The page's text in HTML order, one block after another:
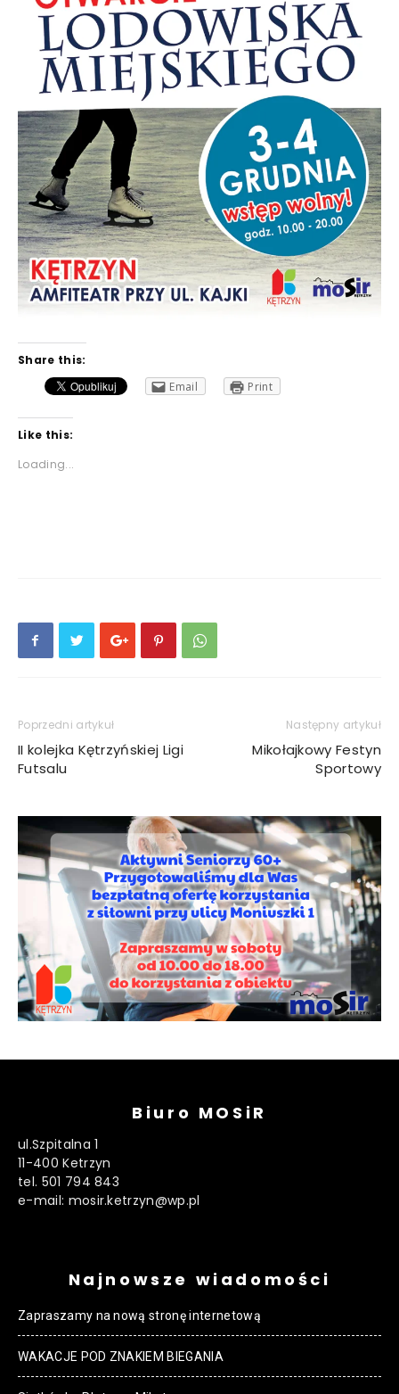
Share this:
Email
Print
Like this:
Loading...
Poprzedni artykuł
II kolejka Kętrzyńskiej Ligi
Futsalu
Następny artykuł
Mikołajkowy Festyn
Sportowy
Biuro MOSiR
ul.Szpitalna 1
11-400 Ketrzyn
tel. 501 794 843
e-mail: mosir.ketrzyn@wp.pl
Najnowsze wiadomości
Zapraszamy na nową stronę internetową
WAKACJE POD ZNAKIEM BIEGANIA